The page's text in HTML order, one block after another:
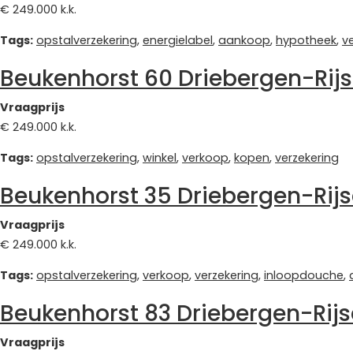
€ 249.000 k.k.
Tags: opstalverzekering, energielabel, aankoop, hypotheek,
Beukenhorst 60 Driebergen-
Vraagprijs
€ 249.000 k.k.
Tags: opstalverzekering, winkel, verkoop, kopen, verzekering
Beukenhorst 35 Driebergen-
Vraagprijs
€ 249.000 k.k.
Tags: opstalverzekering, verkoop, verzekering, inloopdouche,
Beukenhorst 83 Driebergen-
Vraagprijs